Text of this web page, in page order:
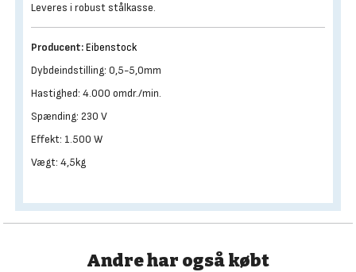
Leveres i robust stålkasse.
Producent:Eibenstock
Dybdeindstilling: 0,5-5,0mm
Hastighed: 4.000 omdr./min.
Spænding: 230 V
Effekt: 1.500 W
Vægt: 4,5kg
Andre har også købt